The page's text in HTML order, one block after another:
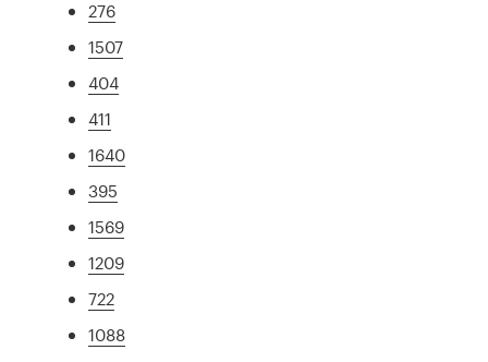
276
1507
404
411
1640
395
1569
1209
722
1088